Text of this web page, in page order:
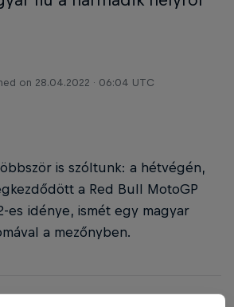
on 28.04.2022 · 06:04 UTC
is szóltunk: a hétvégén,
a Red Bull MotoGP
es idénye, ismét egy magyar
a mezőnyben.